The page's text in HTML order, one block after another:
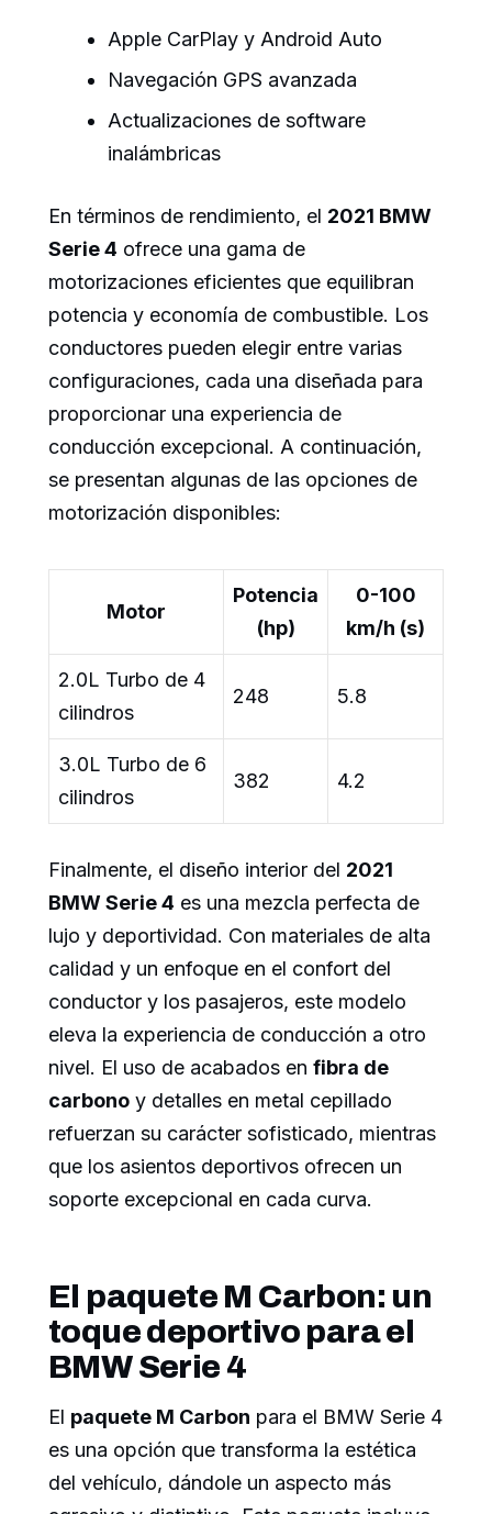
Apple CarPlay y Android Auto
Navegación GPS avanzada
Actualizaciones de software
inalámbricas
En términos de rendimiento, el 2021 BMW
Serie 4 ofrece una gama de
motorizaciones eficientes que equilibran
potencia y economía de combustible. Los
conductores pueden elegir entre varias
configuraciones, cada una diseñada para
proporcionar una experiencia de
conducción excepcional. A continuación,
se presentan algunas de las opciones de
motorización disponibles:
Motor
Potencia
(hp)
0-100
km/h (s)
2.0L Turbo de 4
cilindros
248 5.8
3.0L Turbo de 6
cilindros
382 4.2
Finalmente, el diseño interior del 2021
BMW Serie 4 es una mezcla perfecta de
lujo y deportividad. Con materiales de alta
calidad y un enfoque en el confort del
conductor y los pasajeros, este modelo
eleva la experiencia de conducción a otro
nivel. El uso de acabados en fibra de
carbono y detalles en metal cepillado
refuerzan su carácter sofisticado, mientras
que los asientos deportivos ofrecen un
soporte excepcional en cada curva.
El paquete M Carbon: un
toque deportivo para el
BMW Serie 4
El paquete M Carbon para el BMW Serie 4
es una opción que transforma la estética
del vehículo, dándole un aspecto más